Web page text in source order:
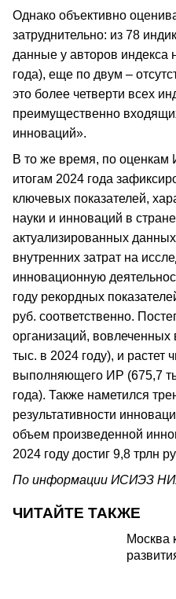
Однако объективно
затруднительно: из 78
данные у авторов индекса
года), еще по двум –
это более четверти всех
преимущественно
инноваций».
В то же время, по
итогам 2024 года
ключевых показателей,
науки и инноваций в
актуализированных
внутренних затрат на
инновационную
году рекордных
руб. соответственно.
организаций,
тыс. в 2024 году), и растет
выполняющего ИР (675,7
года). Также наметился
результативности
объем произведенной
2024 году достиг 9,8 трлн
По информации ИСИЭЗ
ЧИТАЙТЕ ТАКЖЕ
Москва